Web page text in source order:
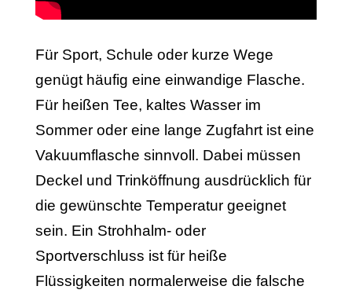
Für Sport, Schule oder kurze Wege
genügt häufig eine einwandige Flasche.
Für heißen Tee, kaltes Wasser im
Sommer oder eine lange Zugfahrt ist eine
Vakuumflasche sinnvoll. Dabei müssen
Deckel und Trinköffnung ausdrücklich für
die gewünschte Temperatur geeignet
sein. Ein Strohhalm- oder
Sportverschluss ist für heiße
Flüssigkeiten normalerweise die falsche